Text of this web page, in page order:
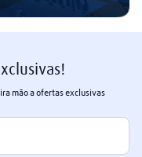
mão a ofertas exclusivas